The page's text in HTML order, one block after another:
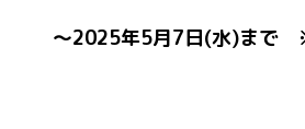
～2025年5月7日(水)まで